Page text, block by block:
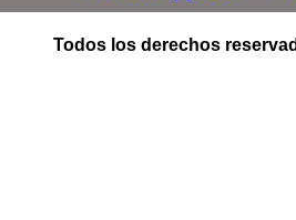
Todos los derechos